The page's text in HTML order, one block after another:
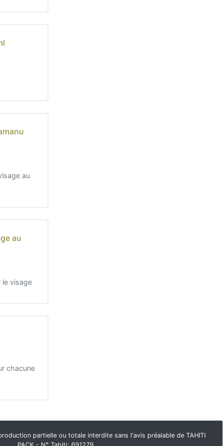
au
au
le visage
chacune
partielle ou totale interdite sans l'avis préalable de TAHITI